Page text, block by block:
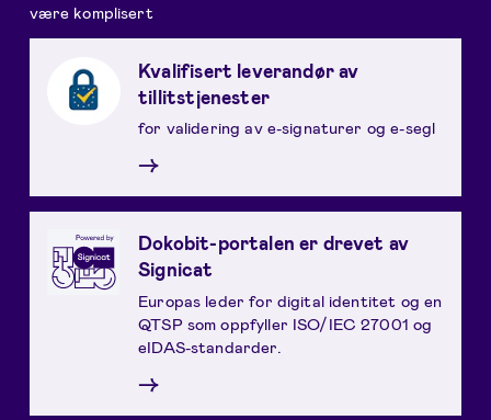
være komplisert
Kvalifisert leverandør av
tillitstjenester
for validering av e-signaturer og e-segl
→
Dokobit-portalen er drevet av
Signicat
Europas leder for digital identitet og en
QTSP som oppfyller ISO/IEC 27001 og
eIDAS-standarder.
→